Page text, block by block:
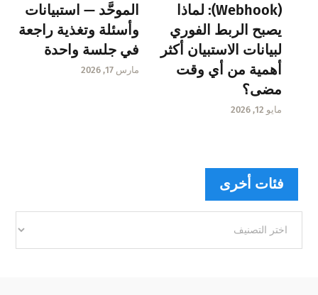
(Webhook): لماذا
يصبح الربط الفوري
لبيانات الاستبيان أكثر
أهمية من أي وقت
مضى؟
مايو 12, 2026
الموحَّد — استبيانات
وأسئلة وتغذية راجعة
في جلسة واحدة
مارس 17, 2026
فئات أخرى
أخرى